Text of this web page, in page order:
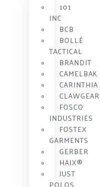
101
INC
BCB
BOLLÉ
TACTICAL
BRANDIT
CAMELBAK
CARINTHIA
CLAWGEAR
FOSCO
INDUSTRIES
FOSTEX
GARMENTS
GERBER
HAIX®
JUST